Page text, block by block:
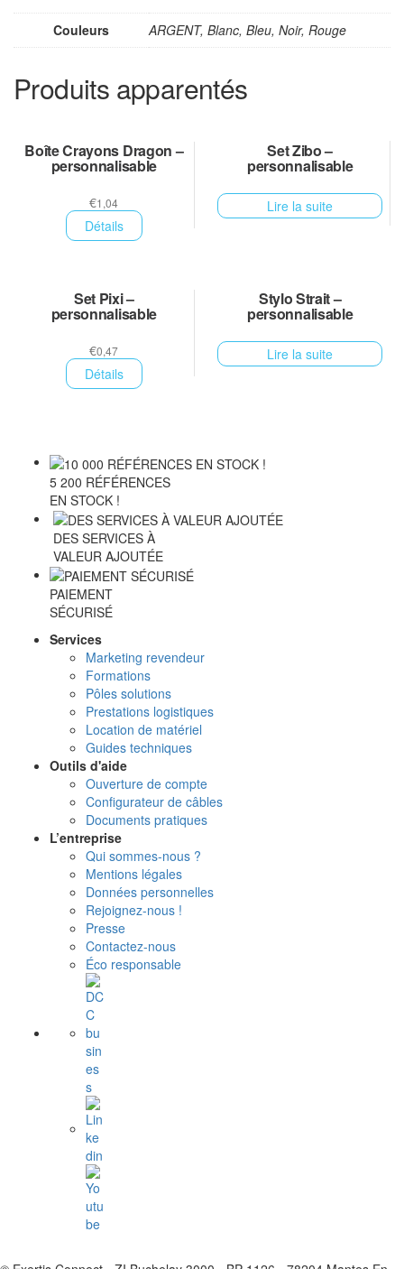
Couleurs ARGENT, Blanc, Bleu, Noir, Rouge
Produits apparentés
Boîte Crayons Dragon –
personnalisable
€1,04
Détails
Set Zibo –
personnalisable
Lire la suite
Set Pixi –
personnalisable
€0,47
Détails
Stylo Strait –
personnalisable
Lire la suite
5 200 RÉFÉRENCES
EN STOCK !
DES SERVICES À
VALEUR AJOUTÉE
PAIEMENT
SÉCURISÉ
Services
Marketing revendeur
Formations
Pôles solutions
Prestations logistiques
Location de matériel
Guides techniques
Outils d'aide
Ouverture de compte
Configurateur de câbles
Documents pratiques
L’entreprise
Qui sommes-nous ?
Mentions légales
Données personnelles
Rejoignez-nous !
Presse
Contactez-nous
Éco responsable